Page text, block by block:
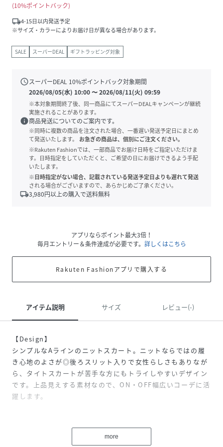
10%ポイントバック
local_shipping4-15日以内発送予定
※サイズ・カラーによりお届け日が異なる場合があります。
SALE スーパーDEAL ギフトラッピング対象
scheduleスーパーDEAL 10%ポイントバック対象期間
2026/08/05(水) 10:00〜2026/08/11(火) 09:59
※本対象期間終了後、同一商品にてスーパーDEALキャンペーンが継続
実施されることがあります。
info商品発送についてのご案内です。
※同時に複数の商品を注文された場合、一番遅い発送予定日にまとめ
て発送いたします。
お急ぎの商品は、個別にご注文ください。
※Rakuten Fashionでは、一部商品でお届け日時をご指定いただけま
す。日時指定をしていただくと、ご希望の日にお届けできるよう手配
いたします。
※日時指定がない場合、記載されている発送予定日よりも遅れて発送
される場合がございますので、あらかじめご了承ください。
local_shipping3,980円以上の購入で送料無料
アプリならポイント最大3倍！
毎月エントリー＆条件達成が必要です。 詳しくはこちら
Rakuten Fashionアプリで購入する
アイテム説明 サイズ レビュー(-)
【Design】
シンプルなAラインのニットスカート。ニットならではの履
き心地のよさが◎後ろスリット入りで女性らしさもありなが
ら、タイトスカートが苦手な方にもトライしやすいデザイン
です。上品見えする素材なので、ON・OFF幅広いコーデに活
躍します。
軽くて張り感があり適度な肉感のニット素材を使用。裏地な
しですが透け感は気になりません。
more